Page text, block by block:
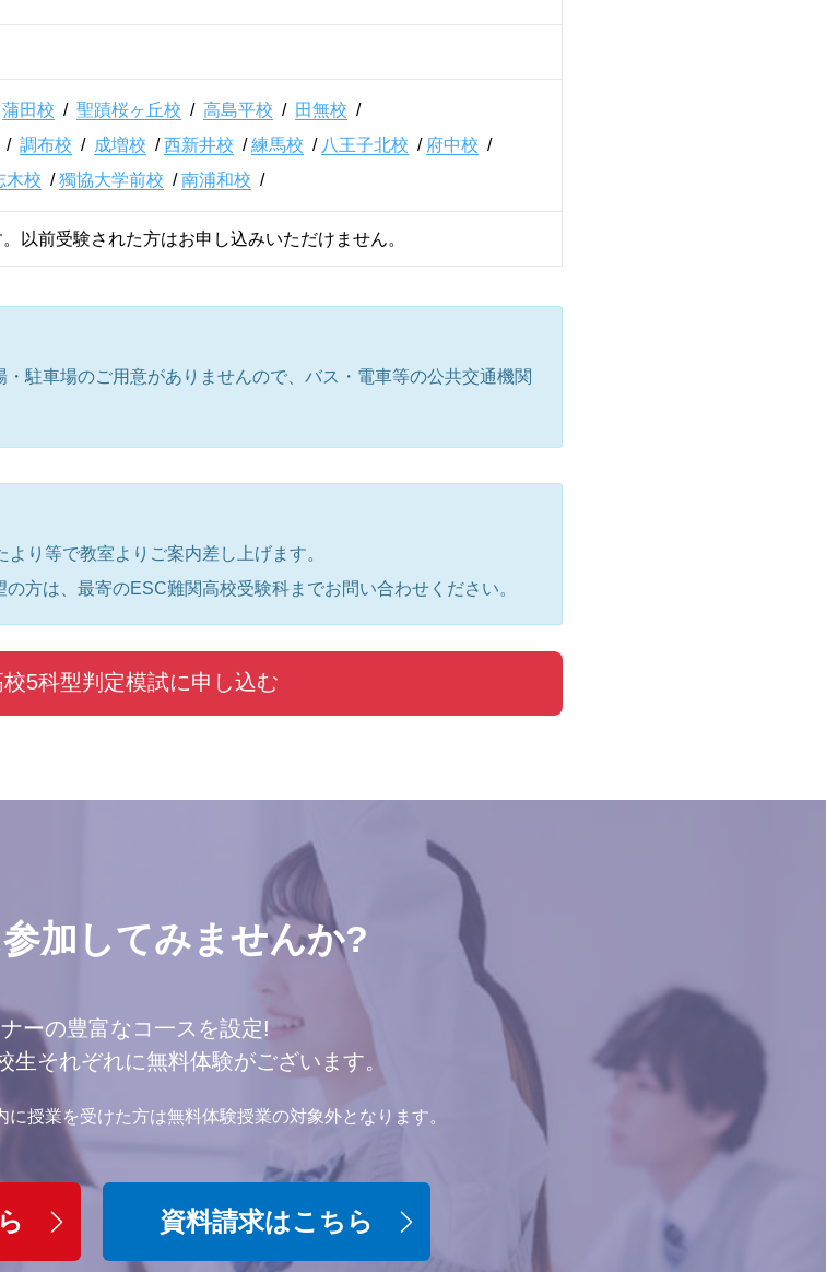
蒲田校 / 聖蹟桜ヶ丘校 / 高島平校 / 田無校 /
/ 調布校 / 成増校 / 西新井校 / 練馬校 / 八王子北校 / 府中校 /
木校 / 獨協大学前校 / 南浦和校 /
以前受験された方はお申し込みいただけません。
駐車場のご用意がありませんので、バス・電車等の公共交通機関
り等で教室よりご案内差し上げます。
方は、最寄のESC難関高校受験科までお問い合わせください。
5科型判定模試に申し込む
加してみませんか?
ーの豊富なコ一スを設定!
生それぞれに無料体験がございます。
授業を受けた方は無料体験授業の対象外となります。
資料請求はこちら